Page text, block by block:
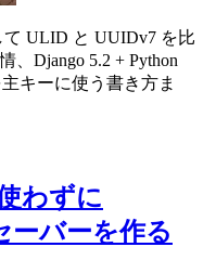
ULID と UUIDv7 を比
、Django 5.2 + Python
キーに使う書き方ま
わずに
ーバーを作る